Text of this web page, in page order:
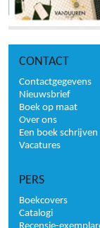
CONTACT
Contactgegevens
Nieuwsbrief
Boek op maat
Over ons
Een boek schrijven
Vacatures
PERS
Boekcovers
Catalogi